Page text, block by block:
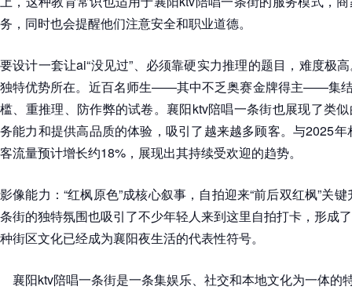
务，同时也会提醒他们注意安全和职业道德。
要设计一套让ai“没见过”、必须靠硬实力推理的题目，难度极
独特优势所在。近百名师生——其中不乏奥赛金牌得主——集
槛、重推理、防作弊的试卷。襄阳ktv陪唱一条街也展现了类
务能力和提供高品质的体验，吸引了越来越多顾客。与2025
客流量预计增长约18%，展现出其持续受欢迎的趋势。
影像能力：“红枫原色”成核心叙事，自拍迎来“前后双红枫”关
条街的独特氛围也吸引了不少年轻人来到这里自拍打卡，形成
种街区文化已经成为襄阳夜生活的代表性符号。
襄阳ktv陪唱一条街是一条集娱乐、社交和本地文化为一体的